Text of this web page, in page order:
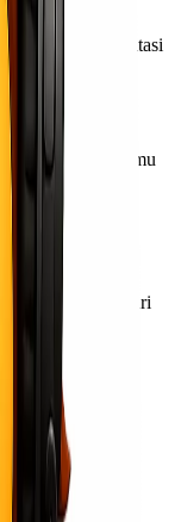
baik
ataupun konsultasi
pengiriman. Kamu
dijelaskan sejak
barang retail dari
terjangkau.
lain: